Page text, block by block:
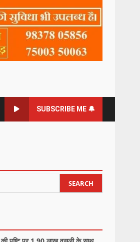
SUBSCRIBE ME 🔔
SEARCH